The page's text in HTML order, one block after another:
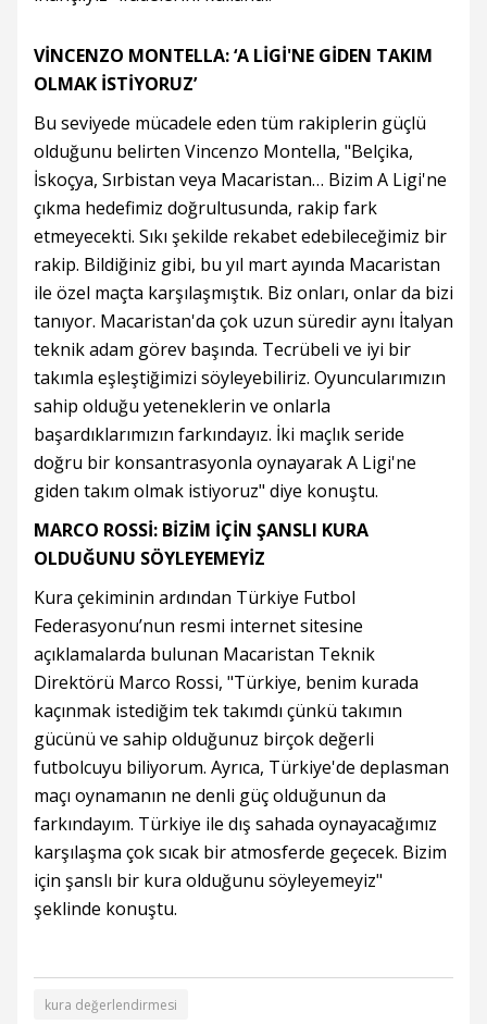
VİNCENZO MONTELLA: ‘A LİGİ'NE GİDEN TAKIM
OLMAK İSTİYORUZ’
Bu seviyede mücadele eden tüm rakiplerin güçlü
olduğunu belirten Vincenzo Montella, "Belçika,
İskoçya, Sırbistan veya Macaristan… Bizim A Ligi'ne
çıkma hedefimiz doğrultusunda, rakip fark
etmeyecekti. Sıkı şekilde rekabet edebileceğimiz bir
rakip. Bildiğiniz gibi, bu yıl mart ayında Macaristan
ile özel maçta karşılaşmıştık. Biz onları, onlar da bizi
tanıyor. Macaristan'da çok uzun süredir aynı İtalyan
teknik adam görev başında. Tecrübeli ve iyi bir
takımla eşleştiğimizi söyleyebiliriz. Oyuncularımızın
sahip olduğu yeteneklerin ve onlarla
başardıklarımızın farkındayız. İki maçlık seride
doğru bir konsantrasyonla oynayarak A Ligi'ne
giden takım olmak istiyoruz" diye konuştu.
MARCO ROSSİ: BİZİM İÇİN ŞANSLI KURA
OLDUĞUNU SÖYLEYEMEYİZ
Kura çekiminin ardından Türkiye Futbol
Federasyonu’nun resmi internet sitesine
açıklamalarda bulunan Macaristan Teknik
Direktörü Marco Rossi, "Türkiye, benim kurada
kaçınmak istediğim tek takımdı çünkü takımın
gücünü ve sahip olduğunuz birçok değerli
futbolcuyu biliyorum. Ayrıca, Türkiye'de deplasman
maçı oynamanın ne denli güç olduğunun da
farkındayım. Türkiye ile dış sahada oynayacağımız
karşılaşma çok sıcak bir atmosferde geçecek. Bizim
için şanslı bir kura olduğunu söyleyemeyiz"
şeklinde konuştu.
kura değerlendirmesi